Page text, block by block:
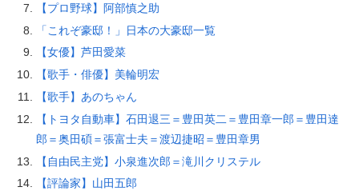
【プロ野球】阿部慎之助
「これぞ豪邸！」日本の大豪邸一覧
【女優】芦田愛菜
【歌手・俳優】美輪明宏
【歌手】あのちゃん
【トヨタ自動車】石田退三＝豊田英二＝豊田章一郎＝豊田達
郎＝奥田碩＝張富士夫＝渡辺捷昭＝豊田章男
【自由民主党】小泉進次郎＝滝川クリステル
【評論家】山田五郎